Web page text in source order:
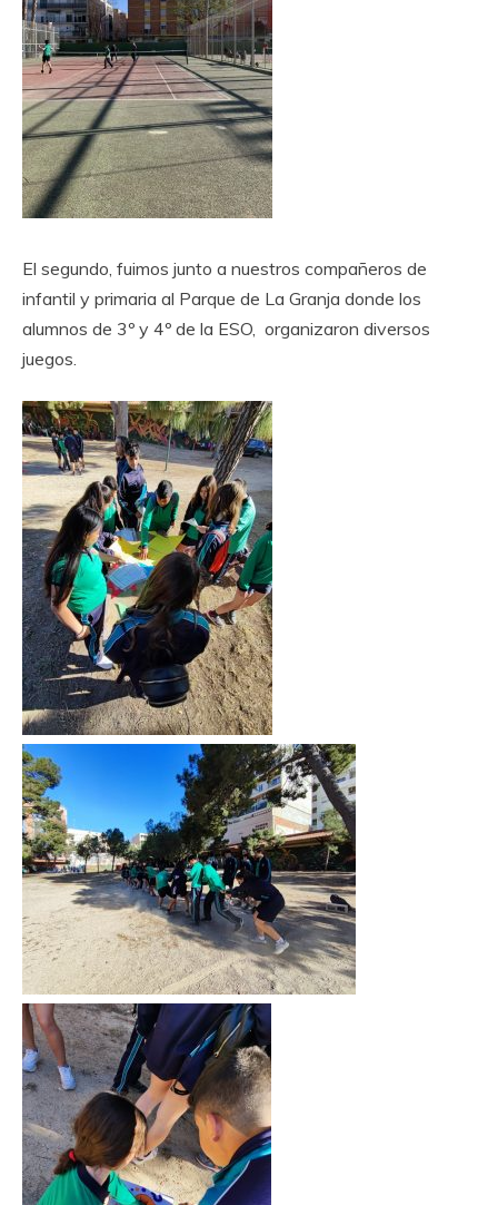
El segundo, fuimos junto a nuestros compañeros de
infantil y primaria al Parque de La Granja donde los
alumnos de 3º y 4º de la ESO, organizaron diversos
juegos.